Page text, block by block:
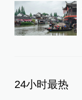
24小时最热